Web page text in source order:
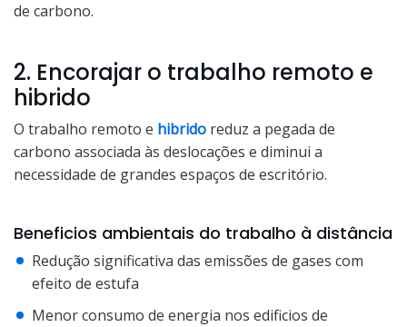
de carbono.
2. Encorajar o trabalho remoto e
hibrido
O trabalho remoto e hibrido reduz a pegada de
carbono associada às deslocações e diminui a
necessidade de grandes espaços de escritório.
Beneficios ambientais do trabalho à distância
Redução significativa das emissões de gases com
efeito de estufa
Menor consumo de energia nos edificios de